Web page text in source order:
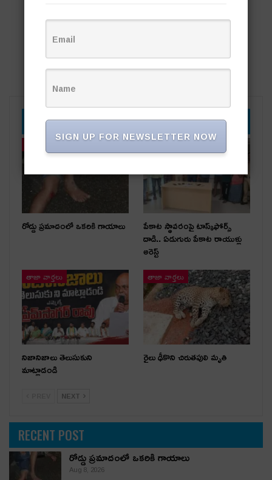
YOU MIGHT ALSO LIKE
రోడ్డు ప్రమాదంలో ఒకరికి గాయాలు పేకాట స్థావరంపై టాస్క్‌ఫోర్స్
దాడి.. ఏడుగురు పేకాట రాయుళ్లు
అరెస్ట్
తాజా వార్తలు
నిజానిజాలు తెలుసుకుని
మాట్లాడండి
తాజా వార్తలు
రైలు ఢీకొని చిరుతపులి మృతి
NEXT
RECENT POST
రోడ్డు ప్రమాదంలో ఒకరికి గాయాలు
Aug 8, 2026
SIGN UP FOR NEWSLETTER NOW